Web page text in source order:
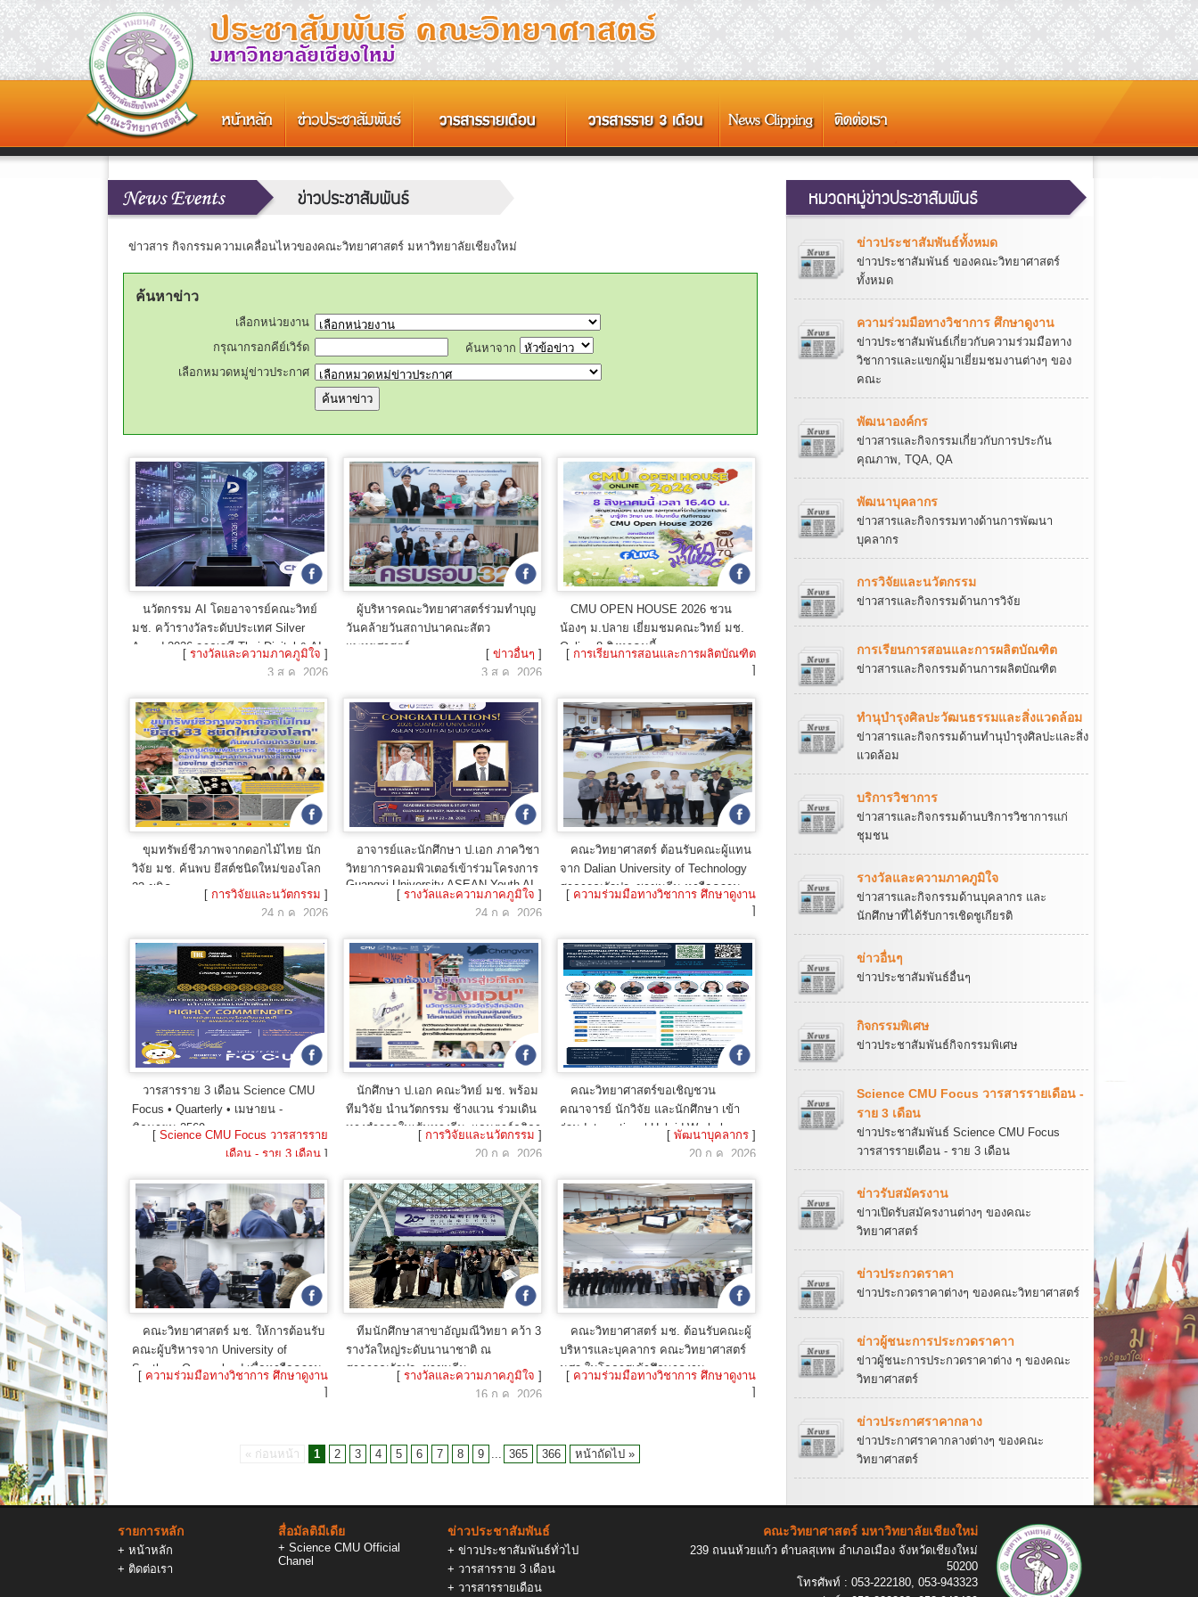
ข่าวสาร กิจกรรมความเคลื่อนไหวของคณะวิทยาศาสตร์ มหาวิทยาลัยเชียงใหม่
ค้นหาข่าว
เลือกหน่วยงาน
กรุณากรอกคีย์เวิร์ด
ค้นหาจาก
เลือกหมวดหมู่ข่าวประกาศ
นวัตกรรม AI โดยอาจารย์คณะวิทย์
มช. คว้ารางวัลระดับประเทศ Silver
Award 2026 จากเวที Thai Digital & AI
[ รางวัลและความภาคภูมิใจ ]
3 ส.ค. 2026
ผู้บริหารคณะวิทยาศาสตร์ร่วมทำบุญ
วันคล้ายวันสถาปนาคณะสัตว
แพทยศาสตร์
[ ข่าวอื่นๆ ]
3 ส.ค. 2026
CMU OPEN HOUSE 2026 ชวน
น้องๆ ม.ปลาย เยี่ยมชมคณะวิทย์ มช.
Online 8 สิงหาคมนี้
[ การเรียนการสอนและการผลิตบัณฑิต
]
ขุมทรัพย์ชีวภาพจากดอกไม้ไทย นัก
วิจัย มช. ค้นพบ ยีสต์ชนิดใหม่ของโลก
33 ชนิด
[ การวิจัยและนวัตกรรม ]
24 ก.ค. 2026
อาจารย์และนักศึกษา ป.เอก ภาควิชา
วิทยาการคอมพิวเตอร์เข้าร่วมโครงการ
Guangxi University ASEAN Youth AI
Study Camp
[ รางวัลและความภาคภูมิใจ ]
24 ก.ค. 2026
คณะวิทยาศาสตร์ ต้อนรับคณะผู้แทน
จาก Dalian University of Technology
สาธารณรัฐประชาชนจีน หารือความ
ร่วมมือด้านงานวิจัยและเทคโนโลยีวัสดุ
[ ความร่วมมือทางวิชาการ ศึกษาดูงาน
]
วารสารราย 3 เดือน Science CMU
Focus • Quarterly • เมษายน -
มิถุนายน 2569
[ Science CMU Focus วารสารราย
เดือน - ราย 3 เดือน]
นักศึกษา ป.เอก คณะวิทย์ มช. พร้อม
ทีมวิจัย นำนวัตกรรม ช้างแวน ร่วมเดิน
ทางสำรวจในเส้นทางจีน–แอนตาร์กติกา
สู่การตีพิมพ์ผลงานคุณภาพระดับสากล
[ การวิจัยและนวัตกรรม ]
20 ก.ค. 2026
คณะวิทยาศาสตร์ขอเชิญชวน
คณาจารย์ นักวิจัย และนักศึกษา เข้า
ร่วม International Hybrid Workshop on
Porous Materials-2026
[ พัฒนาบุคลากร]
20 ก.ค. 2026
คณะวิทยาศาสตร์ มช. ให้การต้อนรับ
คณะผู้บริหารจาก University of
Southern Queensland เพื่อหารือความ
ร่วมมือทางวิชาการและเยี่ยมชมห้อง
[ ความร่วมมือทางวิชาการ ศึกษาดูงาน
]
ทีมนักศึกษาสาขาอัญมณีวิทยา คว้า 3
รางวัลใหญ่ระดับนานาชาติ ณ
สาธารณรัฐประชาชนจีน
[ รางวัลและความภาคภูมิใจ ]
16 ก.ค. 2026
คณะวิทยาศาสตร์ มช. ต้อนรับคณะผู้
บริหารและบุคลากร คณะวิทยาศาสตร์
มศว ในโอกาสเข้าศึกษาดูงาน
[ ความร่วมมือทางวิชาการ ศึกษาดูงาน
]
« ก่อนหน้า 1 2 3 4 5 6 7 8 9 ... 365 366 หน้าถัดไป »
ข่าวประชาสัมพันธ์ทั้งหมด
ข่าวประชาสัมพันธ์ ของคณะวิทยาศาสตร์
ทั้งหมด
ความร่วมมือทางวิชาการ ศึกษาดูงาน
ข่าวประชาสัมพันธ์เกี่ยวกับความร่วมมือทาง
วิชาการและแขกผู้มาเยี่ยมชมงานต่างๆ ของ
คณะ
พัฒนาองค์กร
ข่าวสารและกิจกรรมเกี่ยวกับการประกัน
คุณภาพ, TQA, QA
พัฒนาบุคลากร
ข่าวสารและกิจกรรมทางด้านการพัฒนา
บุคลากร
การวิจัยและนวัตกรรม
ข่าวสารและกิจกรรมด้านการวิจัย
การเรียนการสอนและการผลิตบัณฑิต
ข่าวสารและกิจกรรมด้านการผลิตบัณฑิต
ทำนุบำรุงศิลปะวัฒนธรรมและสิ่งแวดล้อม
ข่าวสารและกิจกรรมด้านทำนุบำรุงศิลปะและสิ่ง
แวดล้อม
บริการวิชาการ
ข่าวสารและกิจกรรมด้านบริการวิชาการแก่
ชุมชน
รางวัลและความภาคภูมิใจ
ข่าวสารและกิจกรรมด้านบุคลากร และ
นักศึกษาที่ได้รับการเชิดชูเกียรติ
ข่าวอื่นๆ
ข่าวประชาสัมพันธ์อื่นๆ
กิจกรรมพิเศษ
ข่าวประชาสัมพันธ์กิจกรรมพิเศษ
Science CMU Focus วารสารรายเดือน -
ราย 3 เดือน
ข่าวประชาสัมพันธ์ Science CMU Focus
วารสารรายเดือน - ราย 3 เดือน
ข่าวรับสมัครงาน
ข่าวเปิดรับสมัครงานต่างๆ ของคณะ
วิทยาศาสตร์
ข่าวประกวดราคา
ข่าวประกวดราคาต่างๆ ของคณะวิทยาศาสตร์
ข่าวผู้ชนะการประกวดราคาา
ข่าวผู้ชนะการประกวดราคาต่าง ๆ ของคณะ
วิทยาศาสตร์
ข่าวประกาศราคากลาง
ข่าวประกาศราคากลางต่างๆ ของคณะ
วิทยาศาสตร์
รายการหลัก
+ หน้าหลัก
+ ติดต่อเรา
สื่อมัลติมีเดีย
+ Science CMU Official
Chanel
ข่าวประชาสัมพันธ์
+ ข่าวประชาสัมพันธ์ทั่วไป
+ วารสารราย 3 เดือน
+ วารสารรายเดือน
คณะวิทยาศาสตร์ มหาวิทยาลัยเชียงใหม่
239 ถนนห้วยแก้ว ตำบลสุเทพ อำเภอเมือง จังหวัดเชียงใหม่
50200
โทรศัพท์ : 053-222180, 053-943323